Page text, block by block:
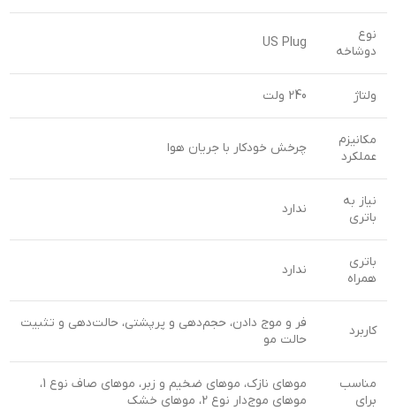
نوع
دوشاخه
US Plug
ولتاژ 240 ولت
مکانیزم
عملکرد
چرخش خودکار با جریان هوا
نیاز به
باتری
ندارد
باتری
همراه
ندارد
کاربرد
فر و موج دادن، حجم‌دهی و پرپشتی، حالت‌دهی و تثبیت
حالت مو
مناسب
برای
موهای نازک، موهای ضخیم و زبر، موهای صاف نوع 1،
موهای موج‌دار نوع 2، موهای خشک